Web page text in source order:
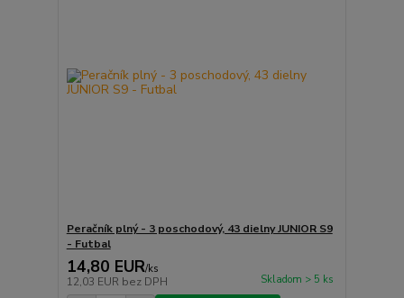
Peračník plný - 3 poschodový, 43 dielny JUNIOR S9
- Futbal
14,80 EUR/ks
12,03 EUR bez DPH Skladom > 5 ks